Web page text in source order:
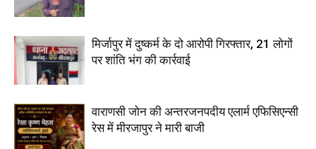
मिर्जापुर में दुष्कर्म के दो आरोपी गिरफ्तार, 21 लोगों
पर शांति भंग की कार्रवाई
वाराणसी जोन की अन्तरजनपदीय एलार्म एफिसिएन्सी
रेस में मीरजापुर ने मारी बाजी